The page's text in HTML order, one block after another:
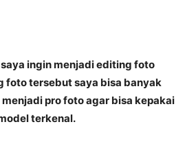
ingin menjadi editing foto
foto tersebut saya bisa banyak
pro foto agar bisa kepakai
terkenal.